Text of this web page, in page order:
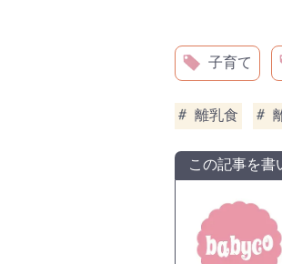
子育て
離乳食
この記事を書